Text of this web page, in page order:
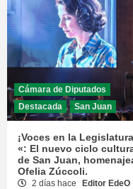
Cámara de Diputados
Destacada
San Juan
¡Voces en la Legislatura
«: El nuevo ciclo
de San Juan,
Ofelia Zúccoli.
2 días hace Editor EdeO